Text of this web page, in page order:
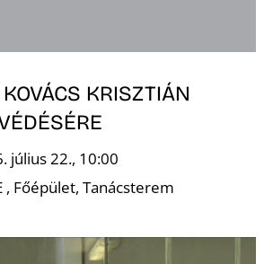
KRISZTIÁN
július 22., 10:00
, Főépület, Tanácsterem